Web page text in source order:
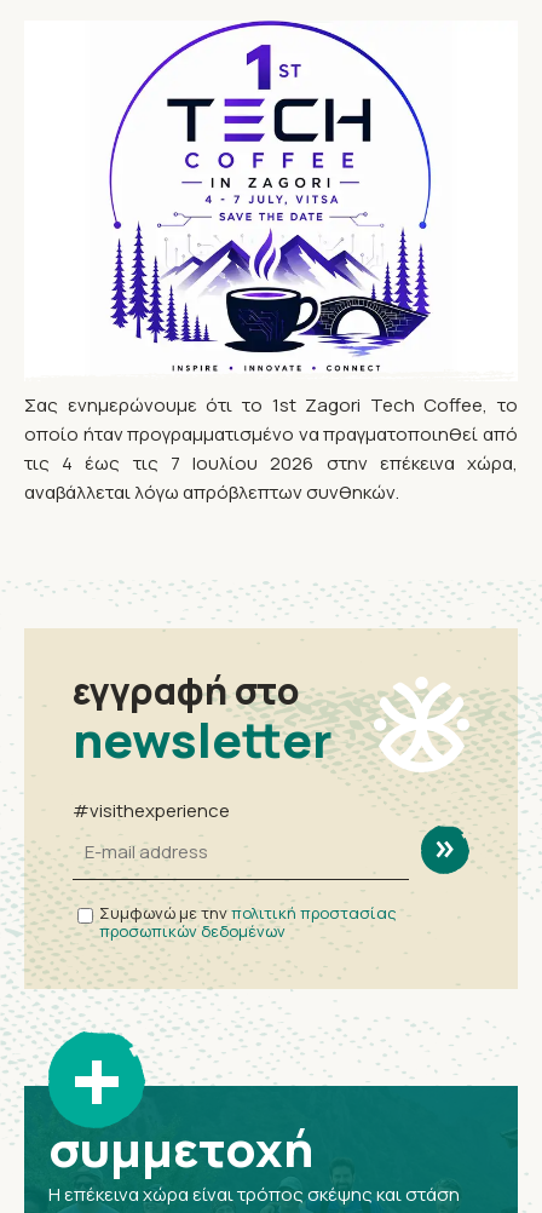
Σας ενημερώνουμε ότι το 1st Zagori Tech Coffee, το
οποίο ήταν προγραμματισμένο να πραγματοποιηθεί από
τις 4 έως τις 7 Ιουλίου 2026 στην επέκεινα χώρα,
αναβάλλεται λόγω απρόβλεπτων συνθηκών.
εγγραφή στο
newsletter
#visithexperience
Συμφωνώ με τηνπολιτική προστασίας
προσωπικών δεδομένων
+
συμμετοχή
Η επέκεινα χώρα είναι τρόπος σκέψης και στάση